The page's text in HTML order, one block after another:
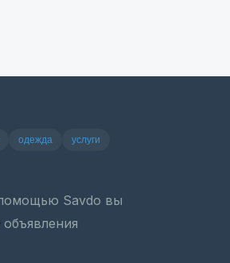
одежда
услуги
Savdo вы